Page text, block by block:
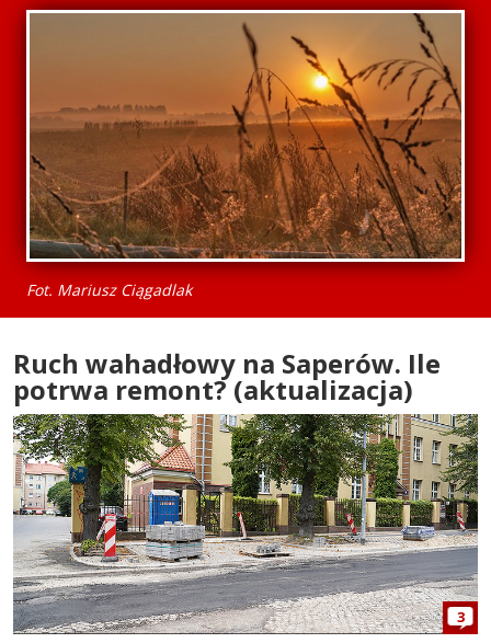
Fot. Mariusz Ciągadlak
Ruch wahadłowy na Saperów. Ile
potrwa remont? (aktualizacja)
3